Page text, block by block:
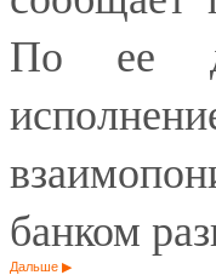
По ее
банком
Дальше